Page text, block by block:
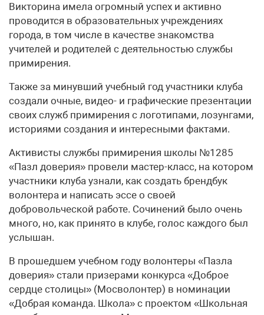
Викторина имела огромный успех и активно
проводится в образовательных учреждениях
города, в том числе в качестве знакомства
учителей и родителей с деятельностью службы
примирения.
Также за минувший учебный год участники клуба
создали очные, видео- и графические презентации
своих служб примирения с логотипами, лозунгами,
историями создания и интересными фактами.
Активисты службы примирения школы №1285
«Пазл доверия» провели мастер-класс, на котором
участники клуба узнали, как создать брендбук
волонтера и написать эссе о своей
добровольческой работе. Сочинений было очень
много, но, как принято в клубе, голос каждого был
услышан.
В прошедшем учебном году волонтеры «Пазла
доверия» стали призерами конкурса «Доброе
сердце столицы» (Мосволонтер) в номинации
«Добрая команда. Школа» с проектом «Школьная